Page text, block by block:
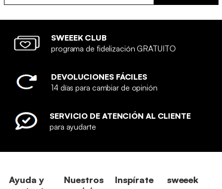
SWEEEK CLUB
programa de fidelización GRATUITO
DEVOLUCIONES FÁCILES
14 días para cambiar de opinión
SERVICIO DE ATENCIÓN AL CLIENTE
para ayudarte
Ayuda y
Nuestros
Inspírate sweeek